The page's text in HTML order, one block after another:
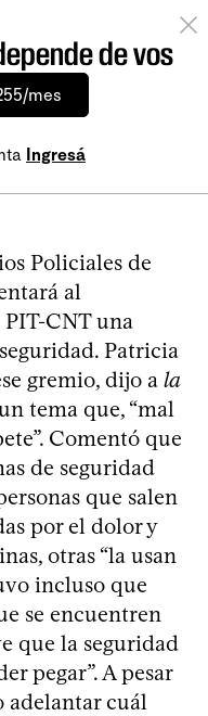
de vos
mes
Ingresá
Policiales de
al
CNT una
Patricia
gremio, dijo a la
tema que, “mal
Comentó que
de seguridad
que salen
por el dolor y
otras “la usan
incluso que
se encuentren
que la seguridad
pegar”. A pesar
adelantar cuál